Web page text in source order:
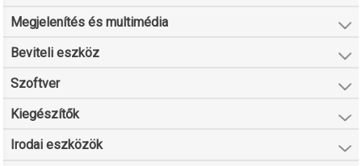
Megjelenítés és multimédia
Beviteli eszköz
Szoftver
Kiegészítők
Irodai eszközök